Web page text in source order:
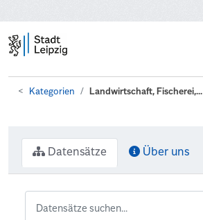
Kategorien Landwirtschaft, Fischerei,...
Datensätze Über uns